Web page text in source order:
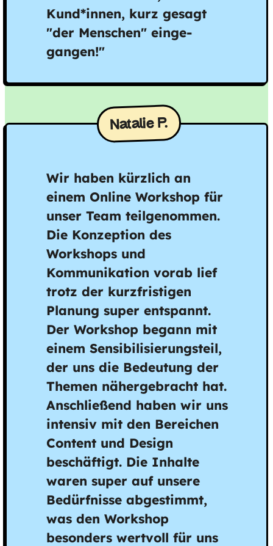
Kund*innen, kurz gesagt
"der Menschen" einge­
gangen!"
Natalie P.
Wir haben kürzlich an
einem Online Workshop für
unser Team teilgenommen.
Die Konzeption des
Workshops und
Kommunikation vorab lief
trotz der kurzfristigen
Planung super entspannt.
Der Workshop begann mit
einem Sensibilisierungsteil,
der uns die Bedeutung der
Themen nähergebracht hat.
Anschließend haben wir uns
intensiv mit den Bereichen
Content und Design
beschäftigt. Die Inhalte
waren super auf unsere
Bedürfnisse abgestimmt,
was den Workshop
besonders wertvoll für uns